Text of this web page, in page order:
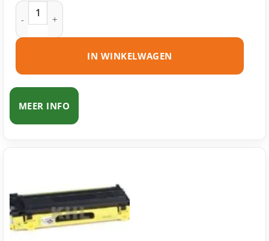
Brother TN-130 toner cyaan huismerk aantal
IN WINKELWAGEN
MEER INFO